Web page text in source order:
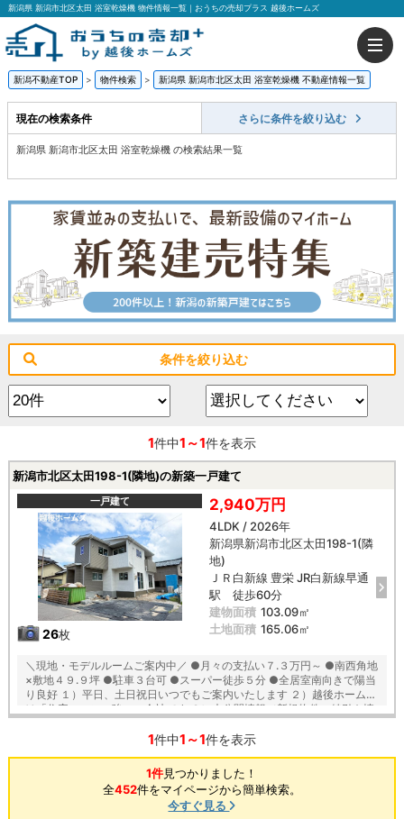
新潟県 新潟市北区太田 浴室乾燥機 物件情報一覧｜おうちの売却プラス 越後ホームズ
新潟不動産TOP > 物件検索 > 新潟県 新潟市北区太田 浴室乾燥機 不動産情報一覧
現在の検索条件 さらに条件を絞り込む
新潟県 新潟市北区太田 浴室乾燥機 の検索結果一覧
条件を絞り込む
1件中1～1件を表示
新潟市北区太田198-1(隣地)の新築一戸建て
一戸建て
26枚
2,940万円
4LDK / 2026年
新潟県新潟市北区太田198-1(隣
地)
ＪＲ白新線 豊栄 JR白新線早通
駅 徒歩60分
建物面積 103.09㎡
土地面積 165.06㎡
＼現地・モデルルームご案内中／ ●月々の支払い７.３万円～ ●南西角地
×敷地４９.９坪 ●駐車３台可 ●スーパー徒歩５分 ●全居室南向きで陽当
り良好 １）平日、土日祝日いつでもご案内いたします ２）越後ホームズ
は「住宅ローンに強い」会社です ３）未公開情報（新規物件、値引き情
洗浄機能付きの外壁サイディング ■「ベタ基礎」「地盤改良工事」実
節水できてエコな食器洗浄乾燥機が標準装備 ■浴室乾燥機で天候に左右
されずお洗濯が可能 ■朝の身支度に便利な２階洗面化粧台！ ■鍵を取り
出さなくても開け閉めできる玄関の電池錠 【教育】 葛塚東小学校 徒歩
１３分 葛塚中学校 徒歩１１分
1件中1～1件を表示
1件見つかりました！
全452件をマイページから簡単検索。
今すぐ見る